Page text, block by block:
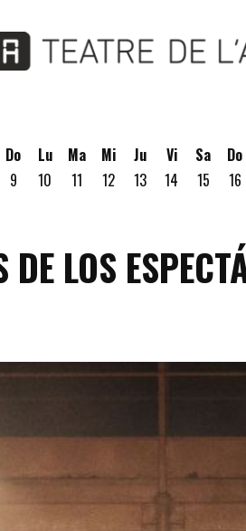
Do
9
Lu
10
Ma
11
Mi
12
Ju
13
Vi
14
Sa
15
Do
16
LOS